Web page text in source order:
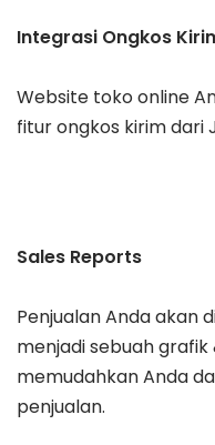
Integrasi Ongkos
Website toko online
fitur ongkos kirim dari
Sales Reports
Penjualan Anda akan
menjadi sebuah
memudahkan Anda
penjualan.